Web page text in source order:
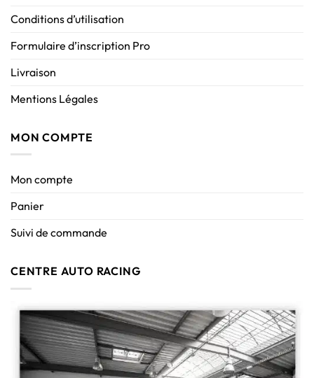
Conditions d’utilisation
Formulaire d’inscription Pro
Livraison
Mentions Légales
MON COMPTE
Mon compte
Panier
Suivi de commande
CENTRE AUTO RACING